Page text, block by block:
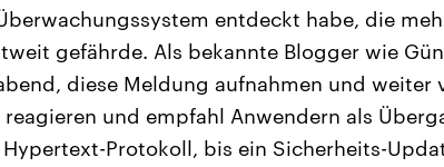
entdeckt habe, die
gefährde. Als bekannte Blogger wie
diese Meldung aufnahmen und weiter
und empfahl Anwendern als
Protokoll, bis ein Sicherheits-